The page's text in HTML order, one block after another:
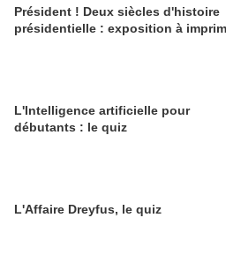
Président ! Deux siècles d'histoire
présidentielle : exposition à
L'Intelligence artificielle pour
débutants : le quiz
L'Affaire Dreyfus, le quiz